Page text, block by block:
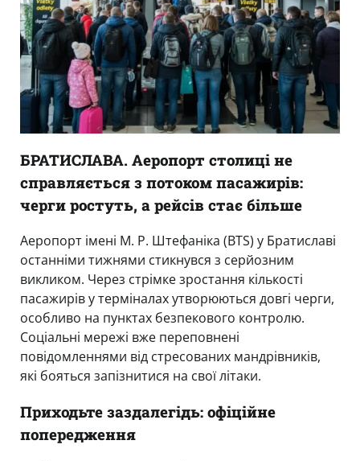
БРАТИСЛАВА. Аеропорт столиці не
справляється з потоком пасажирів:
черги ростуть, а рейсів стає більше
Аеропорт імені М. Р. Штефаніка (BTS) у Братиславі
останніми тижнями стикнувся з серйозним
викликом. Через стрімке зростання кількості
пасажирів у терміналах утворюються довгі черги,
особливо на пунктах безпекового контролю.
Соціальні мережі вже переповнені
повідомленнями від стресованих мандрівників,
які бояться запізнитися на свої літаки.
Приходьте заздалегідь: офіційне
попередження